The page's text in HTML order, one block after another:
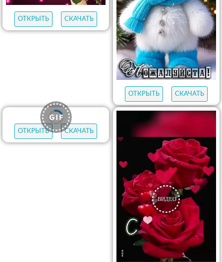
ОТКРЫТЬ СКАЧАТЬ
ОТКРЫТЬ СКАЧАТЬ